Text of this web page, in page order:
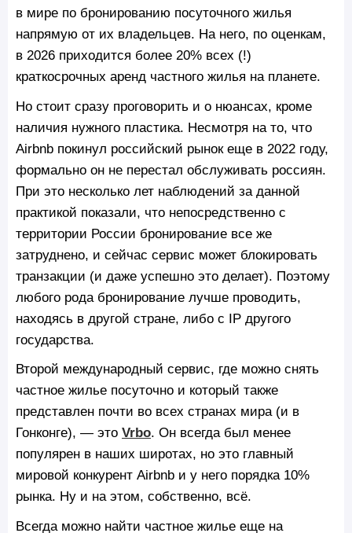
в мире по бронированию посуточного жилья
напрямую от их владельцев. На него, по оценкам,
в 2026 приходится более 20% всех (!)
краткосрочных аренд частного жилья на планете.
Но стоит сразу проговорить и о нюансах, кроме
наличия нужного пластика. Несмотря на то, что
Airbnb покинул российский рынок еще в 2022 году,
формально он не перестал обслуживать россиян.
При это несколько лет наблюдений за данной
практикой показали, что непосредственно с
территории России бронирование все же
затруднено, и сейчас сервис может блокировать
транзакции (и даже успешно это делает). Поэтому
любого рода бронирование лучше проводить,
находясь в другой стране, либо с IP другого
государства.
Второй международный сервис, где можно снять
частное жилье посуточно и который также
представлен почти во всех странах мира (и в
Гонконге), — это Vrbo. Он всегда был менее
популярен в наших широтах, но это главный
мировой конкурент Airbnb и у него порядка 10%
рынка. Ну и на этом, собственно, всё.
Всегда можно найти частное жилье еще на